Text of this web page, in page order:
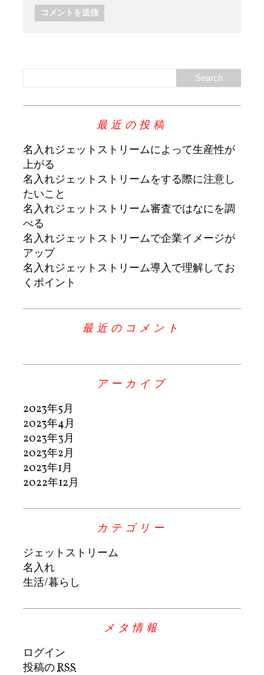
最近の投稿
名入れジェットストリームによって生産性が
上がる
名入れジェットストリームをする際に注意し
たいこと
名入れジェットストリーム審査ではなにを調
べる
名入れジェットストリームで企業イメージが
アップ
名入れジェットストリーム導入で理解してお
くポイント
最近のコメント
アーカイブ
2023年5月
2023年4月
2023年3月
2023年2月
2023年1月
2022年12月
カテゴリー
ジェットストリーム
名入れ
生活/暮らし
メタ情報
ログイン
投稿のRSS